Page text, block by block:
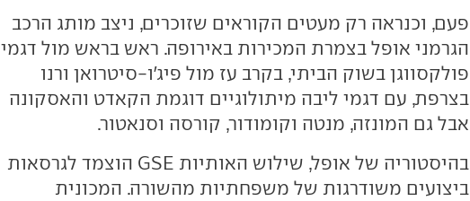
פעם, וכנראה רק מעטים הקוראים שזוכרים, ניצב מותג הרכב
הגרמני אופל בצמרת המכירות באירופה. ראש בראש מול דגמי
פולקסווגן בשוק הביתי, בקרב עז מול פיג'ו-סיטרואן ורנו
בצרפת, עם דגמי ליבה מיתולוגיים דוגמת הקאדט והאסקונה
אבל גם המונזה, מנטה וקומודור, קורסה וסנאטור.
בהיסטוריה של אופל, שילוש האותיות GSE הוצמד לגרסאות
ביצועים משודרגות של משפחתיות מהשורה. המכונית